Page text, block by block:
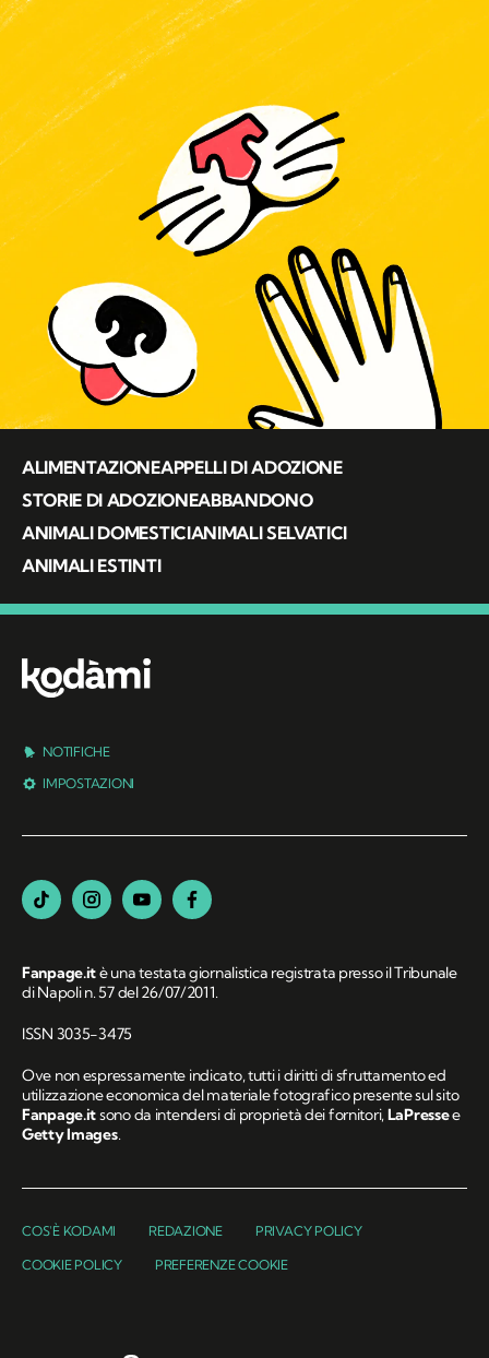
ALIMENTAZIONEAPPELLI DI ADOZIONE
STORIE DI ADOZIONEABBANDONO
ANIMALI DOMESTICIANIMALI SELVATICI
ANIMALI ESTINTI
NOTIFICHE
IMPOSTAZIONI
Fanpage.itè una testata giornalistica registrata presso il Tribunale
di Napoli n. 57 del 26/07/2011.
ISSN 3035-3475
Ove non espressamente indicato, tutti i diritti di sfruttamento ed
utilizzazione economica del materiale fotografico presente sul sito
Fanpage.itsono da intendersi di proprietà dei fornitori,LaPressee
Getty Images.
COS'È KODAMI REDAZIONE PRIVACY POLICY
COOKIE POLICY PREFERENZE COOKIE